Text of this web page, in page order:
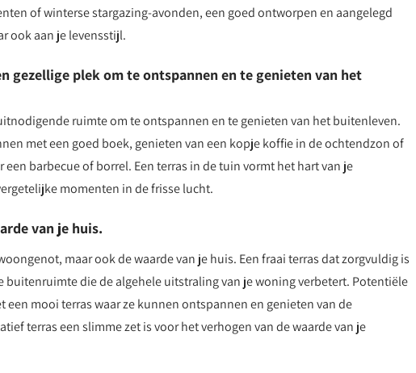
of winterse stargazing-avonden, een goed ontworpen en aangelegd
ook aan je levensstijl.
gezellige plek om te ontspannen en te genieten van het
ruimte om te ontspannen en te genieten van het buitenleven.
met een goed boek, genieten van een kopje koffie in de ochtendzon of
barbecue of borrel. Een terras in de tuin vormt het hart van je
momenten in de frisse lucht.
van je huis.
maar ook de waarde van je huis. Een fraai terras dat zorgvuldig is
die de algehele uitstraling van je woning verbetert. Potentiële
mooi terras waar ze kunnen ontspannen en genieten van de
terras een slimme zet is voor het verhogen van de waarde van je